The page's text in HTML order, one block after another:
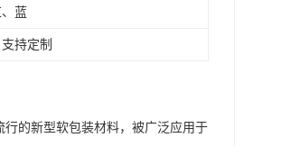
蓝
持定制
的新型软包装材料，被广泛应用于